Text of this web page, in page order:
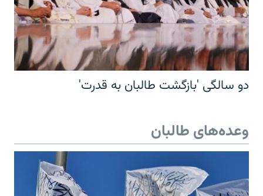
دو سالگی 'بازگشت طالبان به قدرت'
وعده‌های طالبان